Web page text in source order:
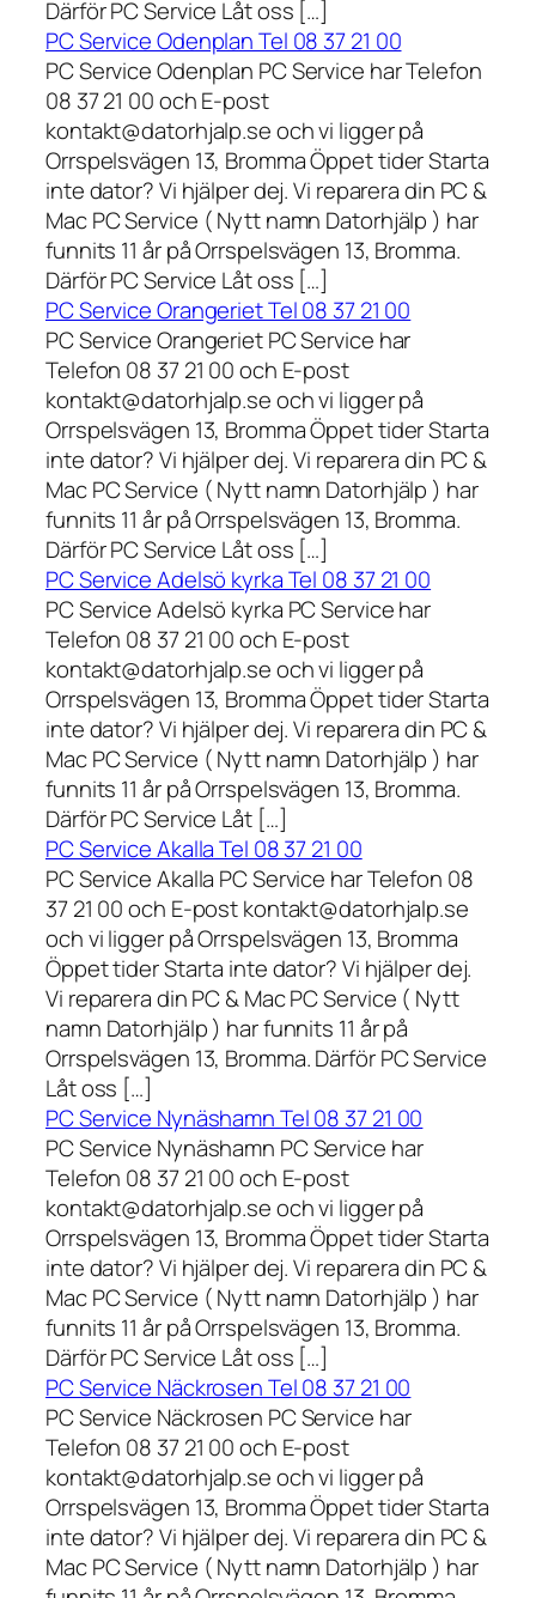
Därför PC Service Låt oss […]
PC Service Odenplan Tel 08 37 21 00
PC Service Odenplan PC Service har Telefon
08 37 21 00 och E-post
kontakt@datorhjalp.se och vi ligger på
Orrspelsvägen 13, Bromma Öppet tider Starta
inte dator? Vi hjälper dej. Vi reparera din PC &
Mac PC Service ( Nytt namn Datorhjälp ) har
funnits 11 år på Orrspelsvägen 13, Bromma.
Därför PC Service Låt oss […]
PC Service Orangeriet Tel 08 37 21 00
PC Service Orangeriet PC Service har
Telefon 08 37 21 00 och E-post
kontakt@datorhjalp.se och vi ligger på
Orrspelsvägen 13, Bromma Öppet tider Starta
inte dator? Vi hjälper dej. Vi reparera din PC &
Mac PC Service ( Nytt namn Datorhjälp ) har
funnits 11 år på Orrspelsvägen 13, Bromma.
Därför PC Service Låt oss […]
PC Service Adelsö kyrka Tel 08 37 21 00
PC Service Adelsö kyrka PC Service har
Telefon 08 37 21 00 och E-post
kontakt@datorhjalp.se och vi ligger på
Orrspelsvägen 13, Bromma Öppet tider Starta
inte dator? Vi hjälper dej. Vi reparera din PC &
Mac PC Service ( Nytt namn Datorhjälp ) har
funnits 11 år på Orrspelsvägen 13, Bromma.
Därför PC Service Låt […]
PC Service Akalla Tel 08 37 21 00
PC Service Akalla PC Service har Telefon 08
37 21 00 och E-post kontakt@datorhjalp.se
och vi ligger på Orrspelsvägen 13, Bromma
Öppet tider Starta inte dator? Vi hjälper dej.
Vi reparera din PC & Mac PC Service ( Nytt
namn Datorhjälp ) har funnits 11 år på
Orrspelsvägen 13, Bromma. Därför PC Service
Låt oss […]
PC Service Nynäshamn Tel 08 37 21 00
PC Service Nynäshamn PC Service har
Telefon 08 37 21 00 och E-post
kontakt@datorhjalp.se och vi ligger på
Orrspelsvägen 13, Bromma Öppet tider Starta
inte dator? Vi hjälper dej. Vi reparera din PC &
Mac PC Service ( Nytt namn Datorhjälp ) har
funnits 11 år på Orrspelsvägen 13, Bromma.
Därför PC Service Låt oss […]
PC Service Näckrosen Tel 08 37 21 00
PC Service Näckrosen PC Service har
Telefon 08 37 21 00 och E-post
kontakt@datorhjalp.se och vi ligger på
Orrspelsvägen 13, Bromma Öppet tider Starta
inte dator? Vi hjälper dej. Vi reparera din PC &
Mac PC Service ( Nytt namn Datorhjälp ) har